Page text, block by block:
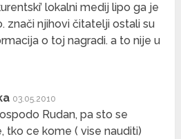
lokalni medij lipo ga je
znači njihovi čitatelji ostali su
o toj nagradi. a to nije u
03.05.2010
Rudan, pa sto se
tko ce kome ( vise nauditi)